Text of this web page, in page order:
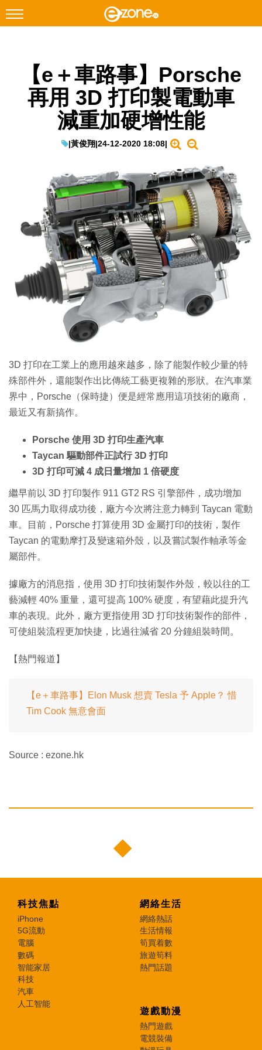
Facebook Instagram
科技焦點
生成式AI與雲端應用
Enterprise Digital Transformation
特集
【e＋車路事】Porsche
再用 3D 打印製電動車
減重加硬增性能
|黃俊翔|24-12-2020 18:08|
3D 打印在工業上的應用越來越多，除了能製作較少量的特
殊部件外，還能製作出比傳統工藝更複雜的形狀。在汽車業
界中，Porsche（保時捷）便是經常應用這項技術的廠商，
最近又有新搞作。
Porsche 使用 3D 打印生產汽車
Taycan 驅動部件正試行 3D 打印
3D 打印可減 4 成日量增加 1 倍硬度
繼早前以 3D 打印製作 911 GT2 RS 引擎部件，成功增加
30 匹馬力取得成功後，廠方今次將注意力轉到 Taycan 電動
車。目前，Porsche 打算使用 3D 金屬打印的技術，製作
Taycan 的電動摩打及變速箱外殼，以及嘗試製作軸承等金
屬部件。
據廠方的消息指，使用 3D 打印技術製作外殼，較以往的工
藝減輕 40% 重量，還可提高 100% 硬度，有望藉此提升汽
車的表現。此外，廠方更指使用 3D 打印技術製作的部件，
可使組裝流程更加快捷，比過往減省 20 分鐘組裝時間。
【熱門報道】
【e＋車路事】Elon Musk 想賣 Tesla 予 Apple？ 惜
Tim Cook 無意會面
Source : ezone.hk
科技焦點
iPhone
5G流動
電腦
數碼
智能家居
科技
汽車
人工智能
網絡生活
網絡熱話
生活情報
筍買着數
旅遊筍料
熱門話題
遊戲動漫
熱門遊戲
電競裝備